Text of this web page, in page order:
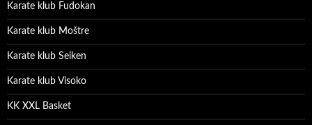
Karate klub Fudokan
Karate klub Moštre
Karate klub Seiken
Karate klub Visoko
KK XXL Basket